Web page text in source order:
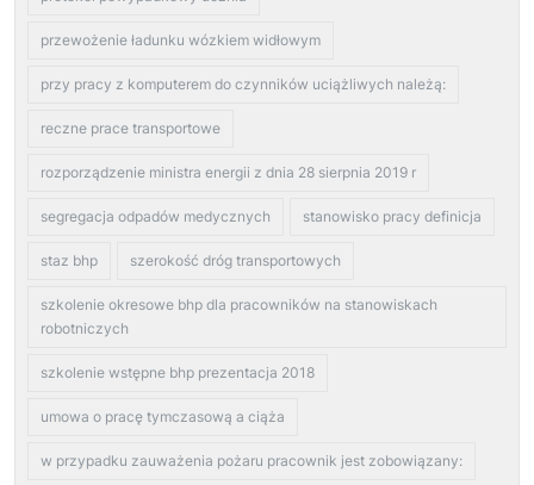
przewożenie ładunku wózkiem widłowym
przy pracy z komputerem do czynników uciążliwych należą:
reczne prace transportowe
rozporządzenie ministra energii z dnia 28 sierpnia 2019 r
segregacja odpadów medycznych stanowisko pracy definicja
staz bhp szerokość dróg transportowych
szkolenie okresowe bhp dla pracowników na stanowiskach
robotniczych
szkolenie wstępne bhp prezentacja 2018
umowa o pracę tymczasową a ciąża
w przypadku zauważenia pożaru pracownik jest zobowiązany: